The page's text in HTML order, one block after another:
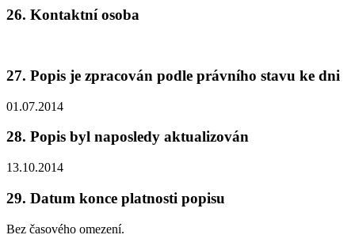
26. Kontaktní osoba
27. Popis je zpracován podle právního stavu ke dni
01.07.2014
28. Popis byl naposledy aktualizován
13.10.2014
29. Datum konce platnosti popisu
Bez časového omezení.